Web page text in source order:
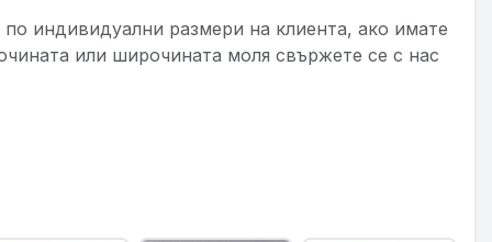
индивидуални размери на клиента, ако имате
или широчината моля свържете се с нас